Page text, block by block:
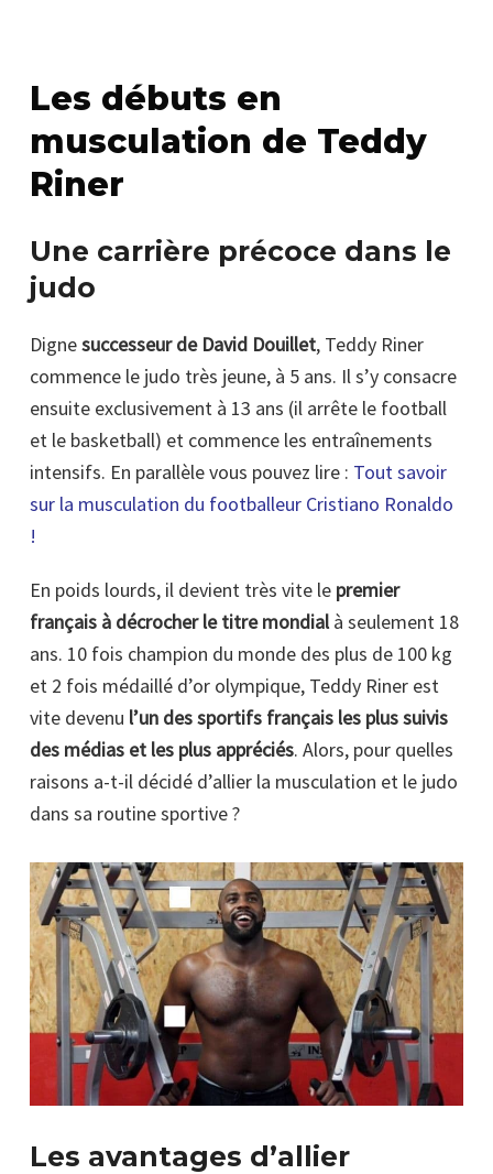
Les débuts en
musculation de Teddy
Riner
Une carrière précoce dans le
judo
Dignesuccesseur de David Douillet, Teddy Riner
commence le judo très jeune, à 5 ans. Il s’y consacre
ensuite exclusivement à 13 ans (il arrête le football
et le basketball) et commence les entraînements
intensifs. En parallèle vous pouvez lire : Tout savoir
sur la musculation du footballeur Cristiano Ronaldo
!
En poids lourds, il devient très vite le premier
français à décrocher le titre mondialà seulement 18
ans. 10 fois champion du monde des plus de 100 kg
et 2 fois médaillé d’or olympique, Teddy Riner est
vite devenu l’un des sportifs français les plus suivis
des médias et les plus appréciés. Alors, pour quelles
raisons a-t-il décidé d’allier la musculation et le judo
dans sa routine sportive ?
Les avantages d’allier